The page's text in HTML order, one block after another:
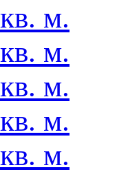
м.
м.
м.
м.
м.